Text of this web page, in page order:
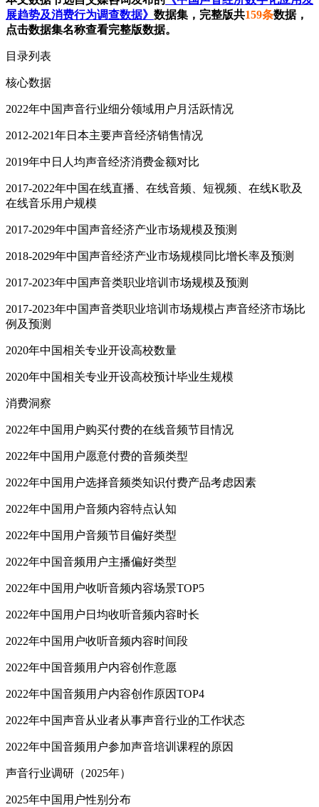
展趋势及消费行为调查数据》 数据集，完整版共159条数据，
点击数据集名称查看完整版数据。
目录列表
核心数据
2022年中国声音行业细分领域用户月活跃情况
2012-2021年日本主要声音经济销售情况
2019年中日人均声音经济消费金额对比
2017-2022年中国在线直播、在线音频、短视频、在线K歌及
在线音乐用户规模
2017-2029年中国声音经济产业市场规模及预测
2018-2029年中国声音经济产业市场规模同比增长率及预测
2017-2023年中国声音类职业培训市场规模及预测
2017-2023年中国声音类职业培训市场规模占声音经济市场比
例及预测
2020年中国相关专业开设高校数量
2020年中国相关专业开设高校预计毕业生规模
消费洞察
2022年中国用户购买付费的在线音频节目情况
2022年中国用户愿意付费的音频类型
2022年中国用户选择音频类知识付费产品考虑因素
2022年中国用户音频内容特点认知
2022年中国用户音频节目偏好类型
2022年中国音频用户主播偏好类型
2022年中国用户收听音频内容场景TOP5
2022年中国用户日均收听音频内容时长
2022年中国用户收听音频内容时间段
2022年中国音频用户内容创作意愿
2022年中国音频用户内容创作原因TOP4
2022年中国声音从业者从事声音行业的工作状态
2022年中国音频用户参加声音培训课程的原因
声音行业调研（2025年）
2025年中国用户性别分布